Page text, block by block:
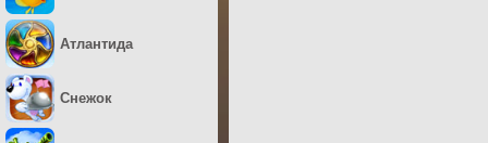
Атлантида
Снежок